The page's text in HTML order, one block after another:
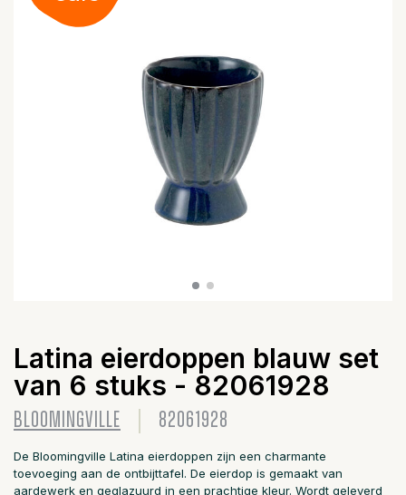
Latina eierdoppen blauw set
van 6 stuks - 82061928
BLOOMINGVILLE 82061928
De Bloomingville Latina eierdoppen zijn een charmante
toevoeging aan de ontbijttafel. De eierdop is gemaakt van
aardewerk en geglazuurd in een prachtige kleur. Wordt geleverd